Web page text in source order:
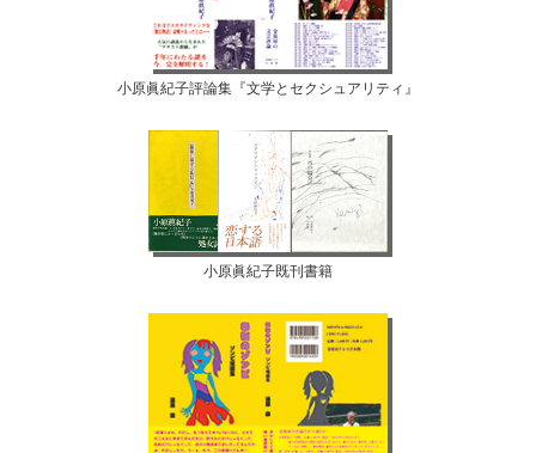
小原眞紀子評論集『文学とセクシュアリティ』
小原眞紀子既刊書籍